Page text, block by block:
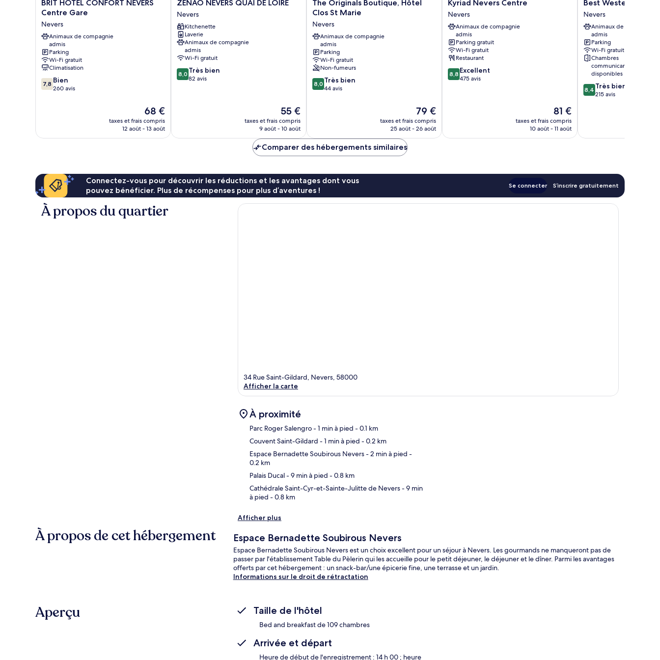
HOTEL
NEVERS
Centre
Gare
Nevers
BRIT HOTEL CONFORT NEVERS
Centre Gare
Nevers
Animaux de compagnie
admis
Parking
Wi-Fi gratuit
Climatisation
7.8
sur
7,8 Bien
260 avis
Le
nouveau
prix
68 €
taxes et frais compris
12 août - 13 août
NEVERS
QUAI
DE
LOIRE
Nevers
ZENAO NEVERS QUAI DE LOIRE
Nevers
Kitchenette
Laverie
Animaux de compagnie
admis
Wi-Fi gratuit
8.0
sur
8,0 Très bien
82 avis
Le
nouveau
prix
de
55 €
taxes et frais compris
9 août - 10 août
Originals
Hôtel
Clos
Marie
Nevers
The Originals Boutique, Hôtel
Clos St Marie
Nevers
Animaux de compagnie
admis
Parking
Wi-Fi gratuit
Non-fumeurs
8.0
sur
8,0 Très bien
44 avis
Le
nouveau
prix
79 €
taxes et frais compris
25 août - 26 août
Nevers
Centre
Nevers
Kyriad Nevers Centre
Nevers
Animaux de compagnie
admis
Parking gratuit
Wi-Fi gratuit
Restaurant
8.8
sur
8,8 Excellent
475 avis
Le
nouveau
prix
81 €
taxes et frais compris
10 août - 11 août
Western
De
Diane
Nevers
Best Western De
Nevers
Animaux de compagnie
admis
Parking
Wi-Fi gratuit
Chambres
communicantes
disponibles
8.4
sur
8,4 Très bien
215 avis
Comparer des hébergements similaires
Connectez-vous pour découvrir les réductions et les avantages dont vous
pouvez bénéficier. Plus de récompenses pour plus d’aventures !
Se connecter S’inscrire gratuitement
À propos du quartier
34 Rue Saint-Gildard, Nevers, 58000
Afficher la carte
À proximité
Parc Roger Salengro- 1 min à pied - 0.1 km
Couvent Saint-Gildard - 1 min à pied - 0.2 km
Espace Bernadette Soubirous Nevers- 2 min à pied -
0.2 km
Palais Ducal- 9 min à pied - 0.8 km
Cathédrale Saint-Cyr-et-Sainte-Julitte de Nevers- 9 min
à pied - 0.8 km
Afficher plus
À propos de cet hébergement Espace Bernadette Soubirous Nevers
Espace Bernadette Soubirous Nevers est un choix excellent pour un séjour à Nevers. Les gourmands ne manqueront pas de
passer par l'établissement Table du Pèlerin qui les accueille pour le petit déjeuner, le déjeuner et le dîner. Parmi les avantages
offerts par cet hébergement : un snack-bar/une épicerie fine, une terrasse et un jardin.
Informations sur le droit de rétractation
Aperçu Taille de l'hôtel
Bed and breakfast de 109 chambres
Arrivée et départ
Heure de début de l'enregistrement : 14 h 00 ; heure